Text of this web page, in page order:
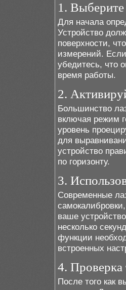
1. Выберите
Для начала
Устройство
поверхности,
измерений.
убедитесь, что
время работы.
2.
Большинство
включая режим
уровень
для
устройство
по горизонту.
3.
Современные
ваше
несколько
функции
встроенных
4. Проверка
После того как